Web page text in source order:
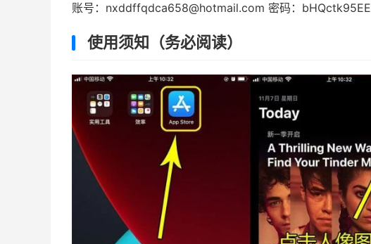
账号：nxddffqdca658@hotmail.com 密码：bHQctk95EE
使用须知（务必阅读）